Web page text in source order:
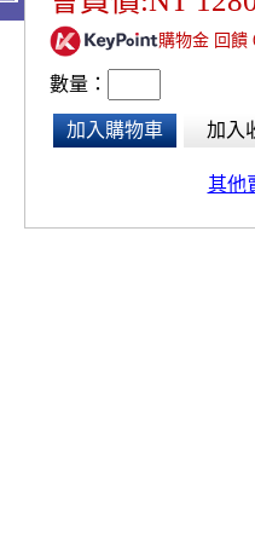
購物金 回饋
數量：
加入購物車 加入
其他